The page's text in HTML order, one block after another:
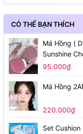
CÓ THỂ BẠN THÍCH
Má Hồng (
Sunshine
95.000₫
Má Hồng
220.000₫
Set Cushion